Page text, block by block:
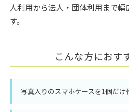
人利用から法人・団体利用まで
す。
こんな方におす
写真入りのスマホケースを1個だけ